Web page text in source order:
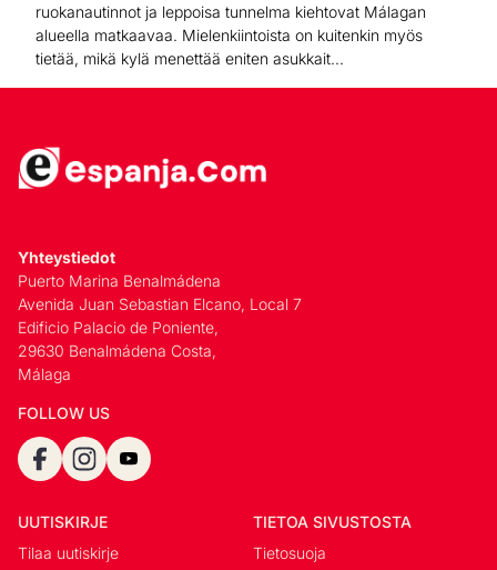
ruokanautinnot ja leppoisa tunnelma kiehtovat Málagan
alueella matkaavaa. Mielenkiintoista on kuitenkin myös
tietää, mikä kylä menettää eniten asukkait...
Yhteystiedot
Puerto Marina Benalmádena
Avenida Juan Sebastian Elcano, Local 7
Edificio Palacio de Poniente,
29630 Benalmádena Costa,
Málaga
FOLLOW US
UUTISKIRJE
Tilaa uutiskirje
TIETOA SIVUSTOSTA
Tietosuoja